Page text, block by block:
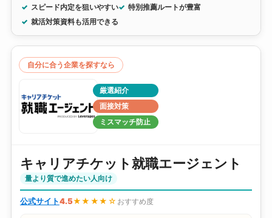
スピード内定を狙いやすい
特別推薦ルートが豊富
就活対策資料も活用できる
自分に合う企業を探すなら
厳選紹介
面接対策
ミスマッチ防止
キャリアチケット就職エージェント
量より質で進めたい人向け
公式サイト4.5★★★★☆ おすすめ度